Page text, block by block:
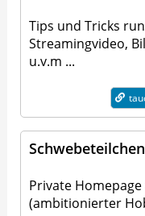
Tips und Tricks
Streamingvideo,
u.v.m ...
Schwebeteilchen
Private
(ambitionierter